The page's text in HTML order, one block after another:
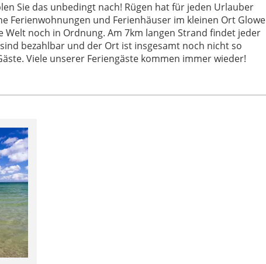
Sie das unbedingt nach! Rügen hat für jeden Urlauber
Ferienwohnungen und Ferienhäuser im kleinen Ort Glowe
Welt noch in Ordnung. Am 7km langen Strand findet jeder
bezahlbar und der Ort ist insgesamt noch nicht so
Viele unserer Feriengäste kommen immer wieder!